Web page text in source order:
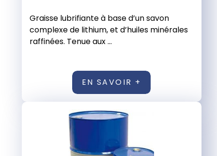
Graisse lubrifiante à base d’un savon
complexe de lithium, et d’huiles minérales
raffinées. Tenue aux ...
EN SAVOIR +